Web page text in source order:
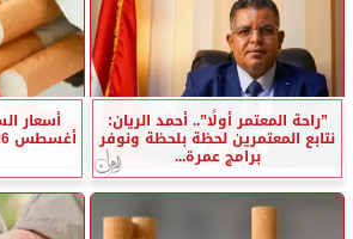
”راحة المعتمر أولًا”.. أحمد الريان:
نتابع المعتمرين لحظة بلحظة ونوفر
برامج عمرة...